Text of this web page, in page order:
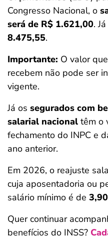
Congresso Nacional, o
será de R$ 1.621,00.
8.475,55.
Importante: O valor
recebem não pode ser
vigente.
Já os segurados com
salarial nacional têm o
fechamento do INPC e
ano anterior.
Em 2026, o reajuste
cuja aposentadoria ou
salário mínimo é de
Quer continuar
benefícios do INSS?